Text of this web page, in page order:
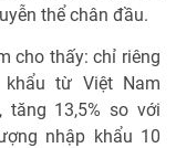
thể chân đầu.
cho thấy: chỉ riêng
từ Việt Nam
13,5% so với
nhập khẩu 10